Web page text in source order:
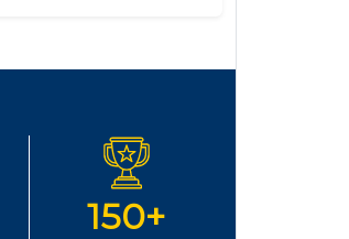
150+